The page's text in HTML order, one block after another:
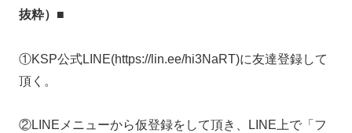
抜粋）■
①KSP公式LINE(https://lin.ee/hi3NaRT)に友達登録して
頂く。
②LINEメニューから仮登録をして頂き、LINE上で「フ